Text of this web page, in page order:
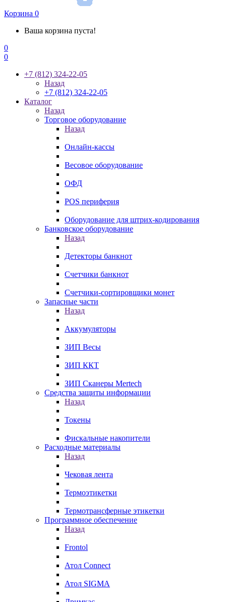
Корзина 0
Ваша корзина пуста!
0
0
+7 (812) 324-22-05
Назад
+7 (812) 324-22-05
Каталог
Назад
Торговое оборудование
Назад
Онлайн-кассы
Весовое оборудование
ОФД
POS периферия
Оборудование для штрих-кодирования
Банковское оборудование
Назад
Детекторы банкнот
Счетчики банкнот
Счетчики-сортировщики монет
Запасные части
Назад
Аккумуляторы
ЗИП Весы
ЗИП ККТ
ЗИП Сканеры Mertech
Средства защиты информации
Назад
Токены
Фискальные накопители
Расходные материалы
Назад
Чековая лента
Термоэтикетки
Термотрансферные этикетки
Программное обеспечение
Назад
Frontol
Атол Connect
Атол SIGMA